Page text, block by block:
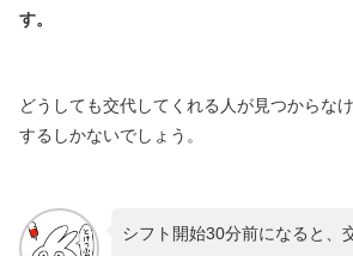
す。
どうしても交代してくれる人が見つからな
するしかないでしょう。
シフト開始30分前になると、